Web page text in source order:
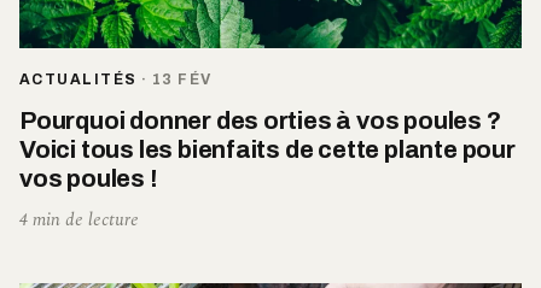
ACTUALITÉS · 13 FÉV
Pourquoi donner des orties à vos poules ?
Voici tous les bienfaits de cette plante pour
vos poules !
4 min de lecture